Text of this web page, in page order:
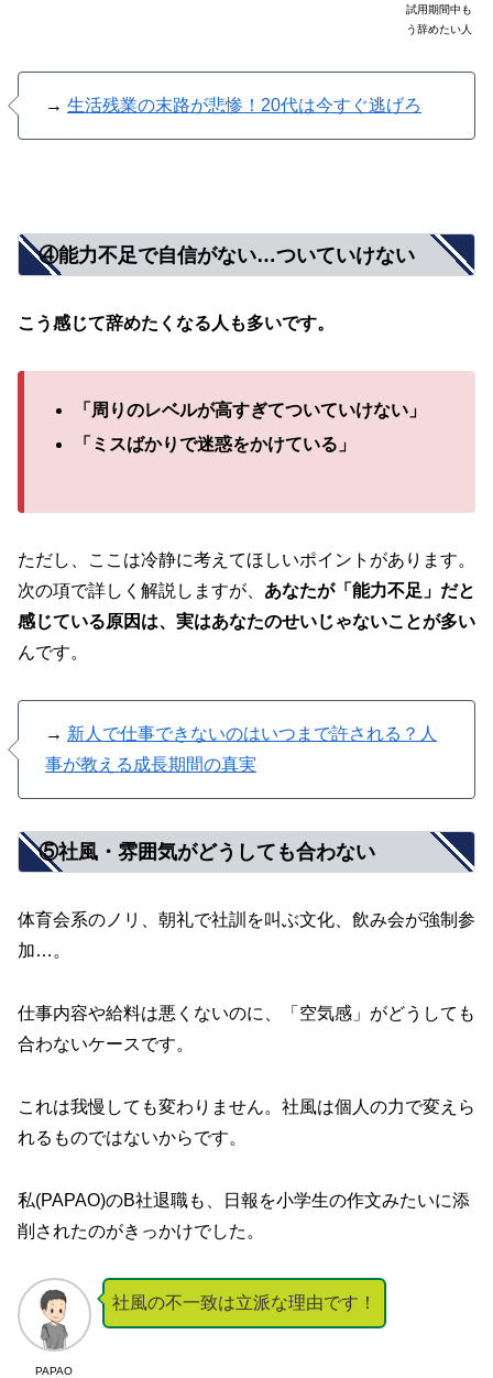
試用期間中も
う辞めたい人
→ 生活残業の末路が悲惨！20代は今すぐ逃げろ
④能力不足で自信がない…ついていけない
こう感じて辞めたくなる人も多いです。
「周りのレベルが高すぎてついていけない」
「ミスばかりで迷惑をかけている」
ただし、ここは冷静に考えてほしいポイントがあります。
次の項で詳しく解説しますが、 あなたが「能力不足」だと
感じている原因は、実はあなたのせいじゃないことが多い
んです。
→ 新人で仕事できないのはいつまで許される？人
事が教える成長期間の真実
⑤社風・雰囲気がどうしても合わない
体育会系のノリ、朝礼で社訓を叫ぶ文化、飲み会が強制参
加…。
仕事内容や給料は悪くないのに、「空気感」がどうしても
合わないケースです。
これは我慢しても変わりません。社風は個人の力で変えら
れるものではないからです。
私(PAPAO)のB社退職も、日報を小学生の作文みたいに添
削されたのがきっかけでした。
PAPAO
社風の不一致は立派な理由です！